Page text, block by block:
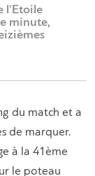
l'Etoile
minute,
du match et a
de marquer.
à la 41ème
le poteau